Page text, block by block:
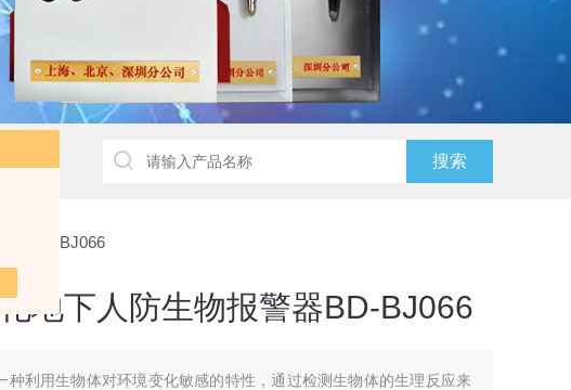
器BD-BJ066
地下人防生物报警器BD-BJ066
种利用生物体对环境变化敏感的特性，通过检测生物体的生理反应来